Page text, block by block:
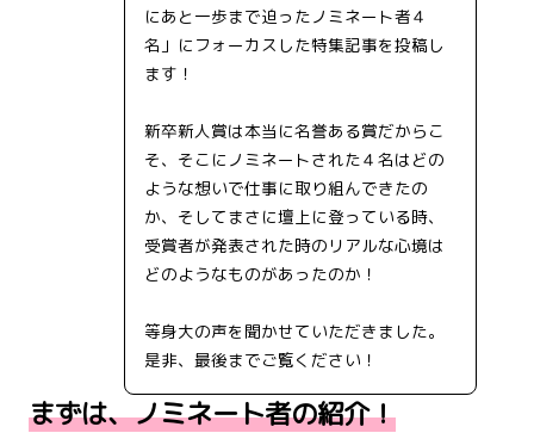
にあと一歩まで迫ったノミネート者４
名」にフォーカスした特集記事を投稿し
ます！
新卒新人賞は本当に名誉ある賞だからこ
そ、そこにノミネートされた４名はどの
ような想いで仕事に取り組んできたの
か、そしてまさに壇上に登っている時、
受賞者が発表された時のリアルな心境は
どのようなものがあったのか！
等身大の声を聞かせていただきました。
是非、最後までご覧ください！
まずは、ノミネート者の紹介！